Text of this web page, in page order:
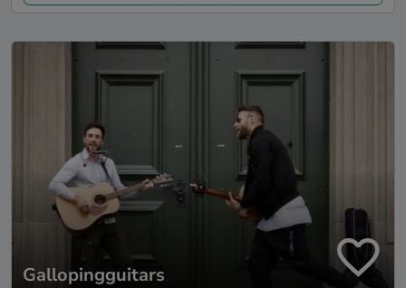
Gallopingguitars